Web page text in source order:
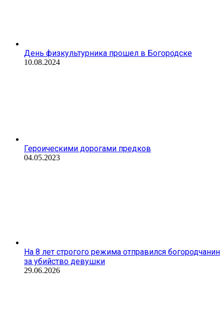
День физкультурника прошел в Богородске
10.08.2024
Героическими дорогами предков
04.05.2023
На 8 лет строгого режима отправился богородчанин
за убийство девушки
29.06.2026